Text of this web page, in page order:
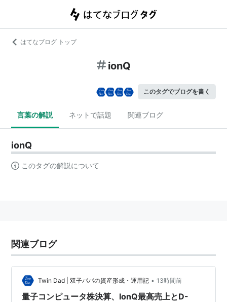
はてなブログ トップ
ionQ
このタグでブログを書く
言葉の解説 ネットで話題 関連ブログ
ionQ
このタグの解説について
関連ブログ
Twin Dad | 双子パパの資産形成・運用記 • 13時間前
量子コンピュータ株決算、IonQ最高売上とD-